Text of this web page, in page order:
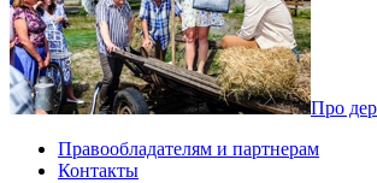
Про
Правообладателям и партнерам
Контакты